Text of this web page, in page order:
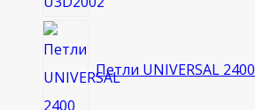
Петли UNIVERSAL 2400